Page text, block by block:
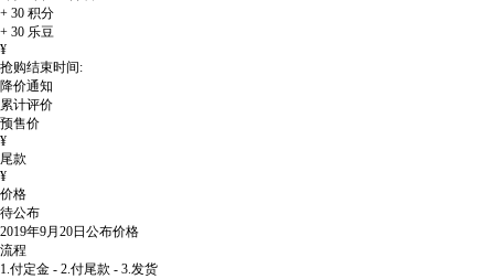
+ 30 积分
+ 30 乐豆
¥
抢购结束时间:
降价通知
累计评价
预售价
¥
尾款
¥
价格
待公布
2019年9月20日 公布价格
流程
1.付定金 - 2.付尾款 - 3.发货